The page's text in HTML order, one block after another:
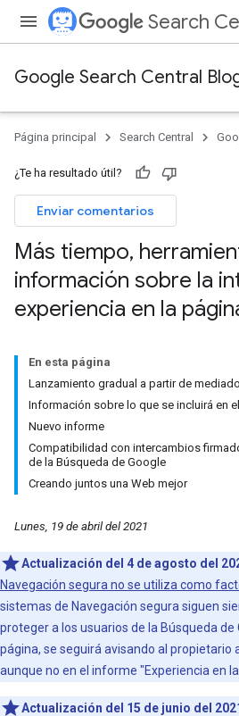
Search
Google Search Central
Página principal Search Central
¿Te ha resultado útil?
Enviar comentarios
Más tiempo,
información sobre la
experiencia en la
En esta página
Lanzamiento gradual a partir de
Información sobre lo que se incluirá en
Nuevo informe
Compatibilidad con intercambios
de la Búsqueda de Google
Creando juntos una Web mejor
Lunes, 19 de abril del 2021
Actualización del 4 de agosto del
Navegación segura no se utiliza como
sistemas de Navegación segura siguen
proteger a los usuarios de la Búsqueda de
página, se seguirá avisando al propietario
aunque no en el informe "Experiencia en la
Actualización del 15 de junio del